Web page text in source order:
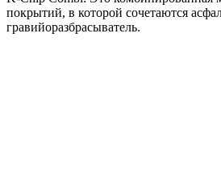
покрытий, в которой сочетаются
гравийоразбрасыватель.